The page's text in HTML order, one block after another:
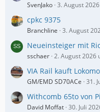
SvenJako 3. August
cpkc 9375
Branchline 3. August
Neueinsteiger mit
sschaer 2. August 2026
VIA Rail kauft
GM/EMD SD70ACe 31.
Withcomb 65to von
David Moffat 30. Juli